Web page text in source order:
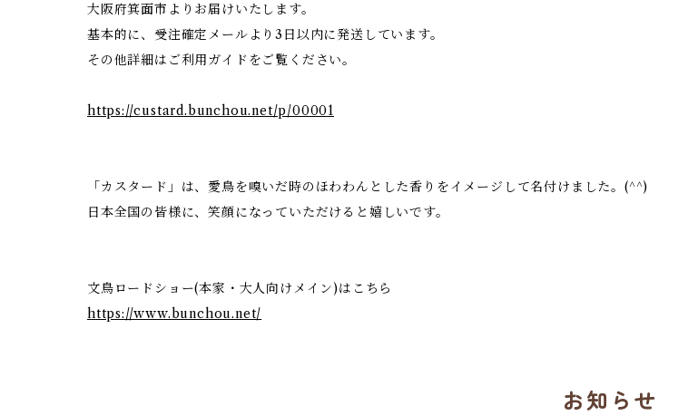
大阪府箕面市よりお届けいたします。
基本的に、受注確定メールより3日以内に発送しています。
その他詳細はご利用ガイドをご覧ください。
https://custard.bunchou.net/p/00001
「カスタード」は、愛鳥を嗅いだ時のほわわんとした香りをイメージして名付けました。(^^)
日本全国の皆様に、笑顔になっていただけると嬉しいです。
文鳥ロードショー(本家・大人向けメイン)はこちら
https://www.bunchou.net/
お知らせ